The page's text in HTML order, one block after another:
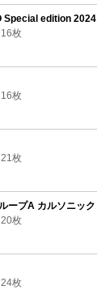
Special edition 2024
16枚
16枚
21枚
ープA カルソニック
20枚
24枚